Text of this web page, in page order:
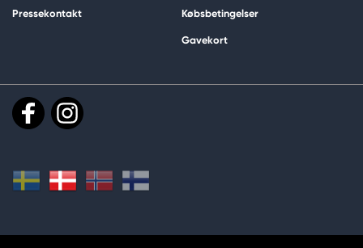
Pressekontakt Købsbetingelser
Gavekort